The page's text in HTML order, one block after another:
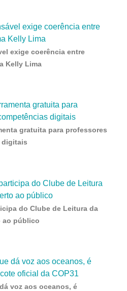
exige coerência entre
Kelly Lima
gratuita para professores
digitais
do Clube de Leitura da
ao público
voz aos oceanos, é